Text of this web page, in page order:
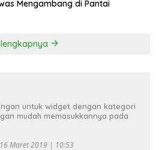
Mengambang di Pantai
untuk widget dengan kategori
mudah memasukkannya pada
Maret 2019 | 10:53